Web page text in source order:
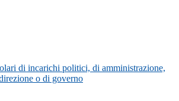
di incarichi politici, di amministrazione,
o di governo